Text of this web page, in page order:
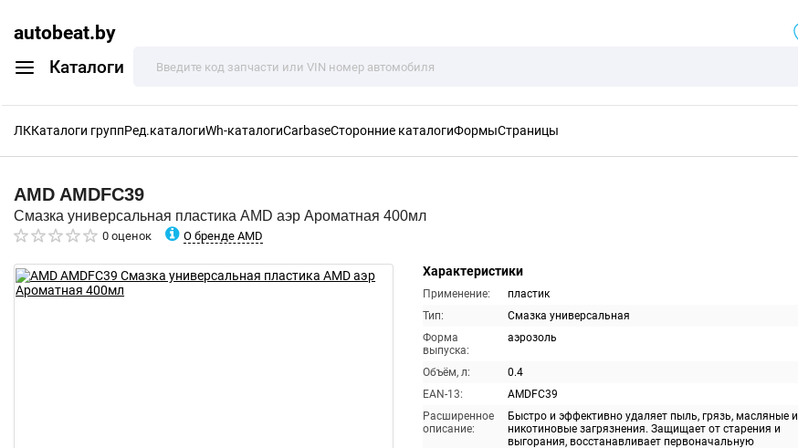
autobeat.by
Каталоги
ЛККаталоги группРед.каталогиWh-каталогиCarbaseСторонние каталогиФормыСтраницы
AMD AMDFC39
Смазка универсальная пластика AMD аэр Ароматная 400мл
0 оценок О бренде AMD
Характеристики
Применение:
пластик
Тип:
Смазка универсальная
Форма
выпуска:
аэрозоль
Объём, л:
0.4
EAN-13:
AMDFC39
Расширенное
описание:
Быстро и эффективно удаляет пыль, грязь, масляные и
никотиновые загрязнения. Защищает от старения и
выгорания, восстанавливает первоначальную